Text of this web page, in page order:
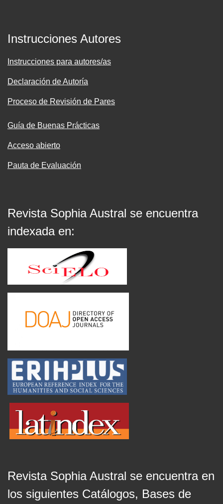
Instrucciones Autores
Instrucciones para autores/as
Declaración de Autoría
Proceso de Revisión de Pares
Guía de Buenas Prácticas
Acceso abierto
Pauta de Evaluación
Revista Sophia Austral se encuentra
indexada en:
Revista Sophia Austral se encuentra en
los siguientes Catálogos, Bases de